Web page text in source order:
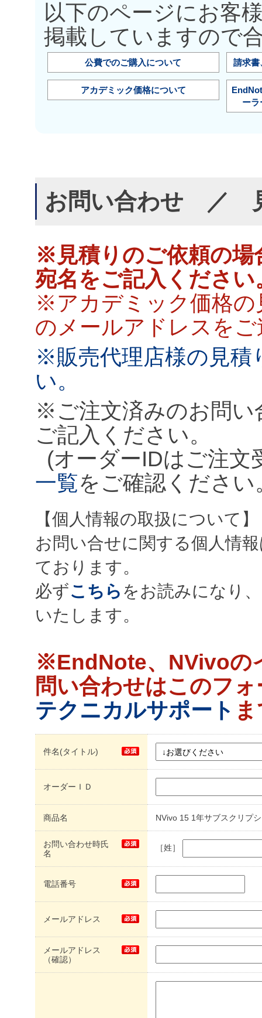
以下のページにお客
掲載していますので
公費でのご購入について 請求書
アカデミック価格について
ー
お問い合わせ ／
※見積りのご依頼の場
宛名をご記入ください
※アカデミック価格の
のメールアドレスを
※販売代理店様の見積
い。
※ご注文済みのお問い
ご記入ください。
(オーダーIDはご注文
一覧をご確認ください
【個人情報の取扱について】
お問い合せに関する個人情
ております。
必ずこちら をお読みになり
いたします。
※EndNote、NVivoの
問い合わせはこのフ
テクニカルサポート
件名(タイトル)
オーダーＩＤ
商品名 NVivo 15 1年サブスクリプ
お問い合わせ時氏
名
［姓］
電話番号
メールアドレス
メールアドレス
（確認）